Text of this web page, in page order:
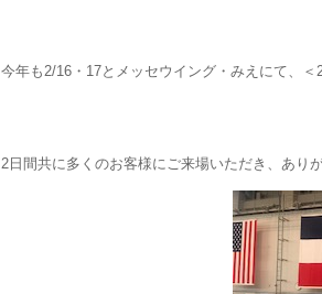
今年も2/16・17とメッセウイング・みえにて、
2日間共に多くのお客様にご来場いただき、あり